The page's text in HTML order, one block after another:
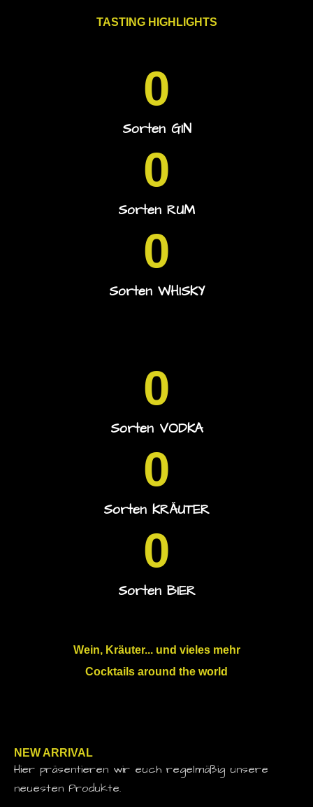
TASTING HIGHLIGHTS
Sorten GIN
0
Sorten RUM
0
Sorten WHISKY
0
Sorten VODKA
0
Sorten KRÄUTER
0
Sorten BIER
0
Wein, Kräuter... und vieles mehr
Cocktails around the world
NEW ARRIVAL
Hier präsentieren wir euch regelmäßig unsere
neuesten Produkte.